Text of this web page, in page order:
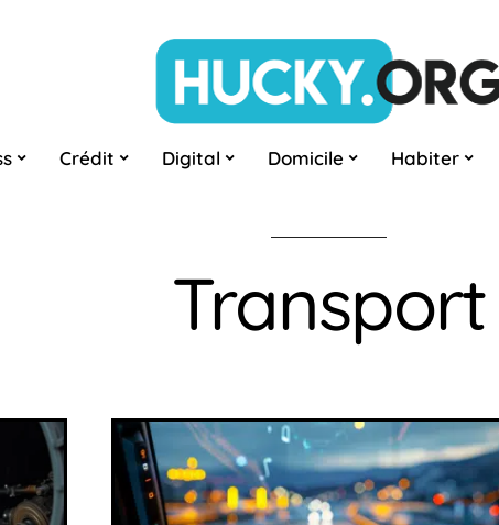
Crédit Digital Domicile Habiter
Transport